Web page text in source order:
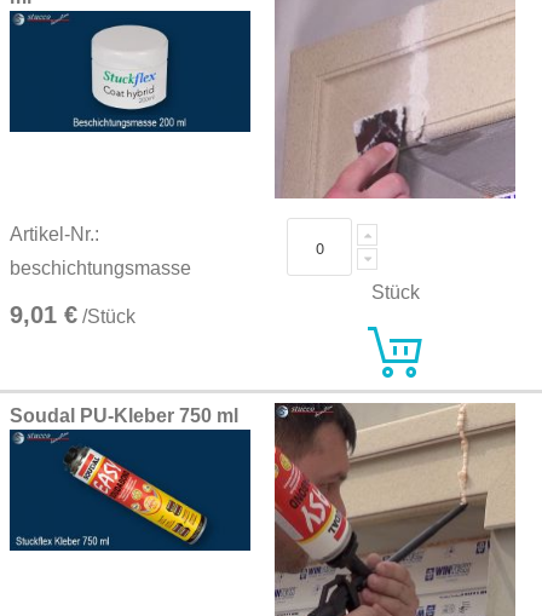
Artikel-Nr.:
beschichtungsmasse
9,01 € /Stück
Stück
Soudal PU-Kleber 750 ml